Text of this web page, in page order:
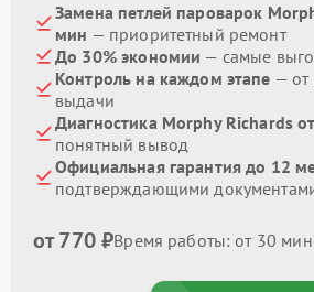
Замена петлей пароварок
мин — приоритетный ремонт
До 30% экономии — самые
Контроль на каждом этапе — от
выдачи
Диагностика Morphy Richards
понятный вывод
Официальная гарантия до 12
подтверждающими
от 770 ₽Время работы: от 30 мин